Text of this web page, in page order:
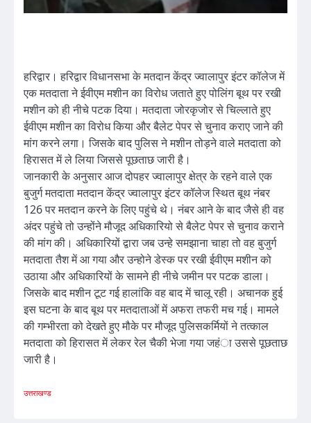
हरिद्वार। हरिद्वार विधानसभा के मतदान केंद्र ज्वालापुर इंटर कॉलेज में
एक मतदाता ने ईवीएम मशीन का विरोध जताते हुए पोलिंग बूथ पर रखी
मशीन को ही नीचे पटक दिया। मतदाता जोरकृजोर से चिल्लाते हुए
ईवीएम मशीन का विरोध किया और बैलेट पेपर से चुनाव कराए जाने की
मांग करने लगा। जिसके बाद पुलिस ने मशीन तोड़ने वाले मतदाता को
हिरासत में ले लिया जिससे पूछताछ जारी है।
जानकारी के अनुसार आज दोपहर ज्वालापुर क्षेत्र के रहने वाले एक
बुजुर्ग मतदाता मतदान केंद्र ज्वालापुर इंटर कॉलेज स्थित बूथ नंबर
126 पर मतदान करने के लिए पहुंचे थे। नंबर आने के बाद जैसे ही वह
अंदर पहुंचे तो उन्होंने मौजूद अधिकारियो से बैलेट पेपर से चुनाव कराने
की मांग की। अधिकारियों द्वारा जब उन्हे समझाना चाहा तो वह बुजुर्ग
मतदाता तैश में आ गया और उन्होने डेस्क पर रखी ईवीएम मशीन को
उठाया और अधिकारियों के सामने ही नीचे जमीन पर पटक डाला।
जिसके बाद मशीन टूट गई हालांकि वह बाद में चालू रही। अचानक हुई
इस घटना के बाद बूथ पर मतदाताओं में अफरा तफरी मच गई। मामले
की गम्भीरता को देखते हुए मौके पर मौजूद पुलिसकर्मियों ने तत्काल
मतदाता को हिरासत में लेकर रेल चैकी भेजा गया जहंा उससे पूछताछ
जारी है।
उत्तराखण्ड